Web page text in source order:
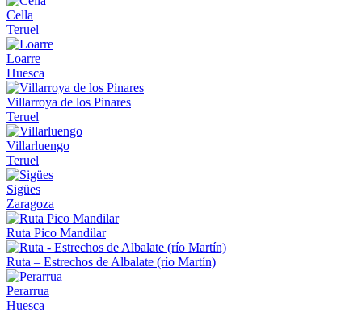
Cella
Teruel
Loarre
Huesca
Villarroya de los Pinares
Teruel
Villarluengo
Teruel
Sigües
Zaragoza
Ruta Pico Mandilar
Ruta – Estrechos de Albalate (río Martín)
Perarrua
Huesca